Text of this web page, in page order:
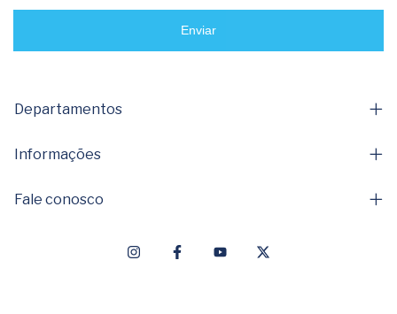
Enviar
Departamentos
Informações
Fale conosco